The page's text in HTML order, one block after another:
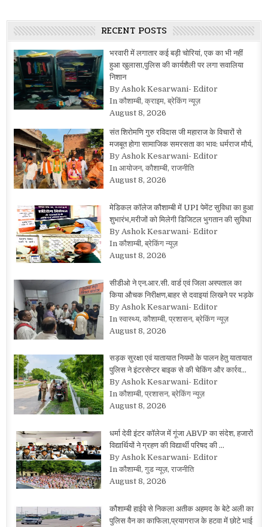
RECENT POSTS
भरवारी में लगातार कई बड़ी चोरियां, एक का भी नहीं
हुआ खुलासा,पुलिस की कार्यशैली पर लगा सवालिया
निशान
By Ashok Kesarwani- Editor
In कौशाम्बी, क्राइम, ब्रेकिंग न्यूज़
August 8, 2026
संत शिरोमणि गुरु रविदास जी महाराज के विचारों से
मजबूत होगा सामाजिक समरसता का भाव: धर्मराज मौर्य,
By Ashok Kesarwani- Editor
In आयोजन, कौशाम्बी, राजनीति
August 8, 2026
मेडिकल कॉलेज कौशाम्बी में UPI पेमेंट सुविधा का हुआ
शुभारंभ,मरीजों को मिलेगी डिजिटल भुगतान की सुविधा
By Ashok Kesarwani- Editor
In कौशाम्बी, ब्रेकिंग न्यूज़
August 8, 2026
सीडीओ ने एन.आर.सी. वार्ड एवं जिला अस्पताल का
किया औचक निरीक्षण,बाहर से दवाइयां लिखने पर भड़के
By Ashok Kesarwani- Editor
In स्वास्थ्य, कौशाम्बी, प्रशासन, ब्रेकिंग न्यूज़
August 8, 2026
सड़क सुरक्षा एवं यातायात नियमों के पालन हेतु यातायात
पुलिस ने इंटरसेप्टर बाइक से की चेकिंग और कार्रव…
By Ashok Kesarwani- Editor
In कौशाम्बी, प्रशासन, ब्रेकिंग न्यूज़
August 8, 2026
धर्मा देवी इंटर कॉलेज में गूंजा ABVP का संदेश, हजारों
विद्यार्थियों ने ग्रहण की विद्यार्थी परिषद की …
By Ashok Kesarwani- Editor
In कौशाम्बी, गुड न्यूज़, राजनीति
August 8, 2026
कौशाम्बी हाईवे से निकला अतीक अहमद के बेटे अली का
पुलिस वैन का काफिला,प्रयागराज के हटवा में छोटे भाई